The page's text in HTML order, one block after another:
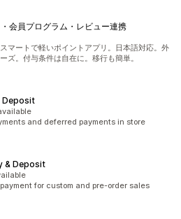
会員プログラム・レビュー連携
マートで軽いポイントアプリ。日本語対応。外
ズ。付与条件は自在に。移行も簡単。
Deposit
and deferred payments in store
& Deposit
for custom and pre-order sales